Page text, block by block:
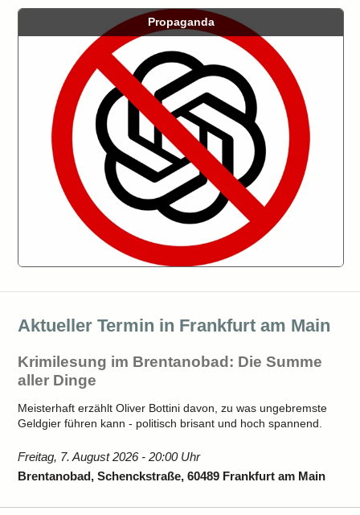
Propaganda
Aktueller Termin in Frankfurt am Main
Krimilesung im Brentanobad: Die Summe
aller Dinge
Meisterhaft erzählt Oliver Bottini davon, zu was ungebremste
Geldgier führen kann - politisch brisant und hoch spannend.
Freitag, 7. August 2026 - 20:00 Uhr
Brentanobad, Schenckstraße, 60489 Frankfurt am Main